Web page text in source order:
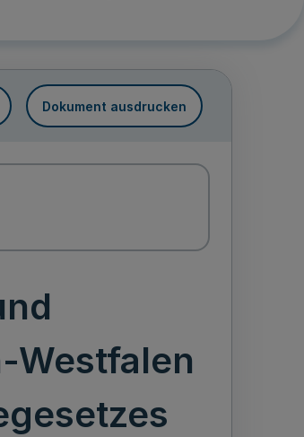
Dokument ausdrucken
Westfalen